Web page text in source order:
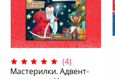
(4)
Мастерилки. Адвент-